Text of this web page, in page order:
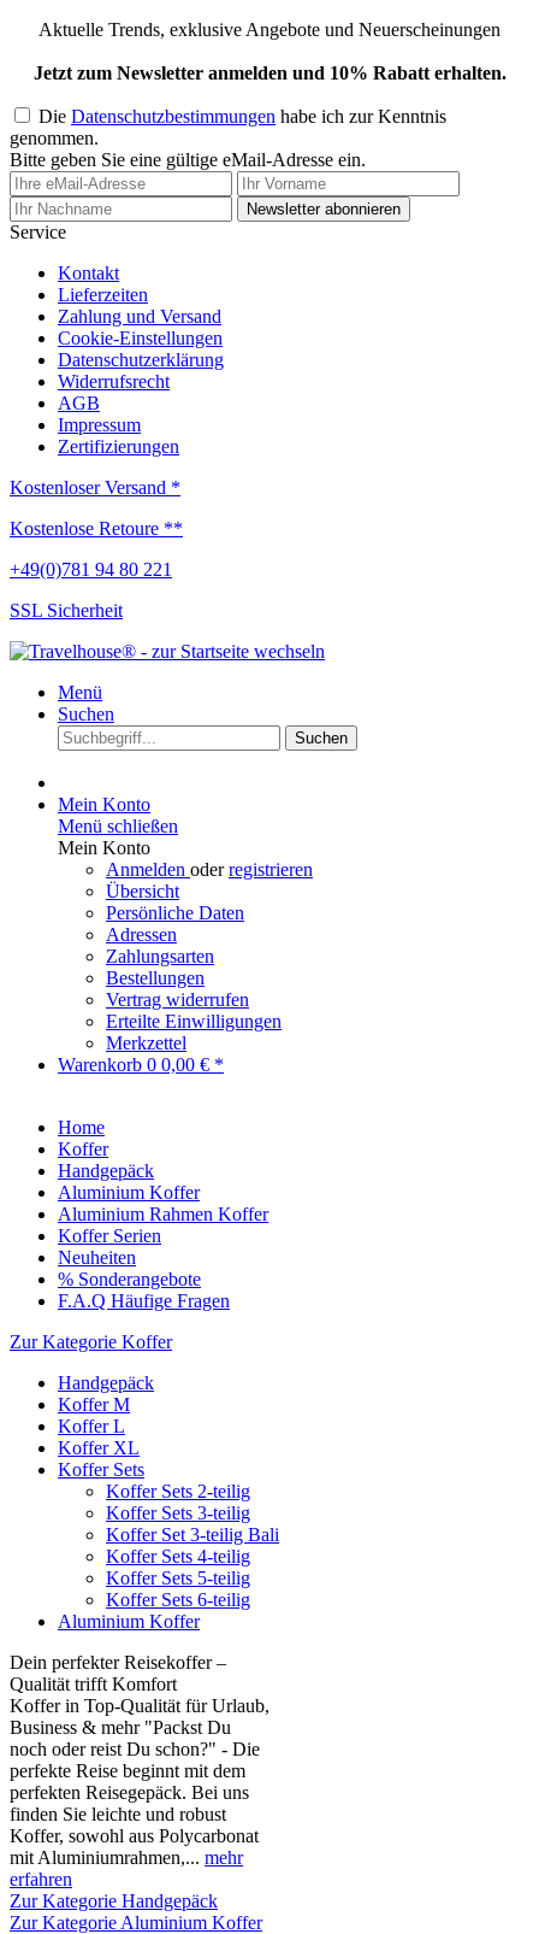
Aktuelle Trends, exklusive Angebote und Neuerscheinungen
Jetzt zum Newsletter anmelden und 10% Rabatt erhalten.
Die Datenschutzbestimmungen habe ich zur Kenntnis
genommen.
Bitte geben Sie eine gültige eMail-Adresse ein.
Newsletter abonnieren
Service
Kontakt
Lieferzeiten
Zahlung und Versand
Cookie-Einstellungen
Datenschutzerklärung
Widerrufsrecht
AGB
Impressum
Zertifizierungen
Kostenloser Versand *
Kostenlose Retoure **
+49(0)781 94 80 221
SSL Sicherheit
Menü
Suchen
Suchen
Mein Konto
Menü schließen
Mein Konto
Anmelden oderregistrieren
Übersicht
Persönliche Daten
Adressen
Zahlungsarten
Bestellungen
Vertrag widerrufen
Erteilte Einwilligungen
Merkzettel
Warenkorb 0 0,00 € *
Home
Koffer
Handgepäck
Aluminium Koffer
Aluminium Rahmen Koffer
Koffer Serien
Neuheiten
% Sonderangebote
F.A.Q Häufige Fragen
Zur Kategorie Koffer
Handgepäck
Koffer M
Koffer L
Koffer XL
Koffer Sets
Koffer Sets 2-teilig
Koffer Sets 3-teilig
Koffer Set 3-teilig Bali
Koffer Sets 4-teilig
Koffer Sets 5-teilig
Koffer Sets 6-teilig
Aluminium Koffer
Dein perfekter Reisekoffer –
Qualität trifft Komfort
Koffer in Top-Qualität für Urlaub,
Business & mehr "Packst Du
noch oder reist Du schon?" - Die
perfekte Reise beginnt mit dem
perfekten Reisegepäck. Bei uns
finden Sie leichte und robust
Koffer, sowohl aus Polycarbonat
mit Aluminiumrahmen,... mehr
erfahren
Zur Kategorie Handgepäck
Zur Kategorie Aluminium Koffer